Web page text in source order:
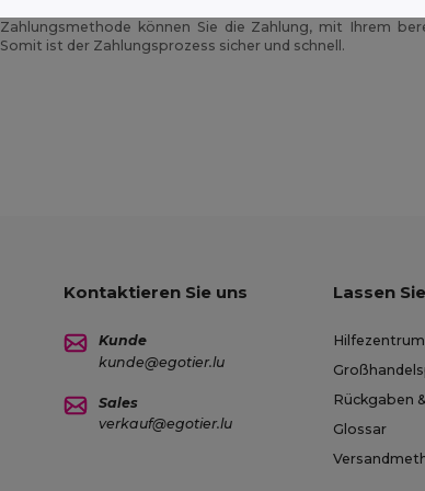
Wenn Sie einen Amazon Account besitzen, bezahlen
Zahlungsmethode können Sie die Zahlung, mit Ihrem
Somit ist der Zahlungsprozess sicher und schnell.
Kontaktieren Sie uns
Kunde
kunde@egotier.lu
Sales
verkauf@egotier.lu
Lassen
Hilfezentrum
Rückgaben
Glossar